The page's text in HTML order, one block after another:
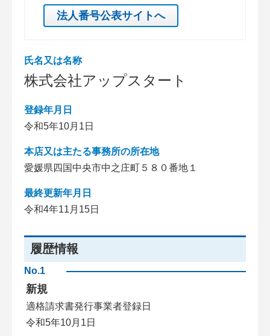
法人番号公表サイトへ
氏名又は名称
株式会社アップスタート
登録年月日
令和5年10月1日
本店又は主たる事務所の所在地
愛媛県四国中央市中之庄町５８０番地１
最終更新年月日
令和4年11月15日
履歴情報
No.1
新規
適格請求書発行事業者登録日
令和5年10月1日